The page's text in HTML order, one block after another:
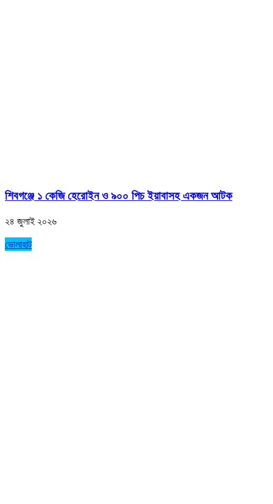
শিবগঞ্জে ১ কেজি হেরোইন ও ৯০০ পিচ ইয়াবাসহ একজন আটক
২৪ জুলাই ২০২৬
ভোলাহাট